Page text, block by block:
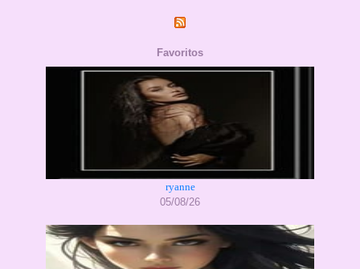
Favoritos
ryanne
05/08/26